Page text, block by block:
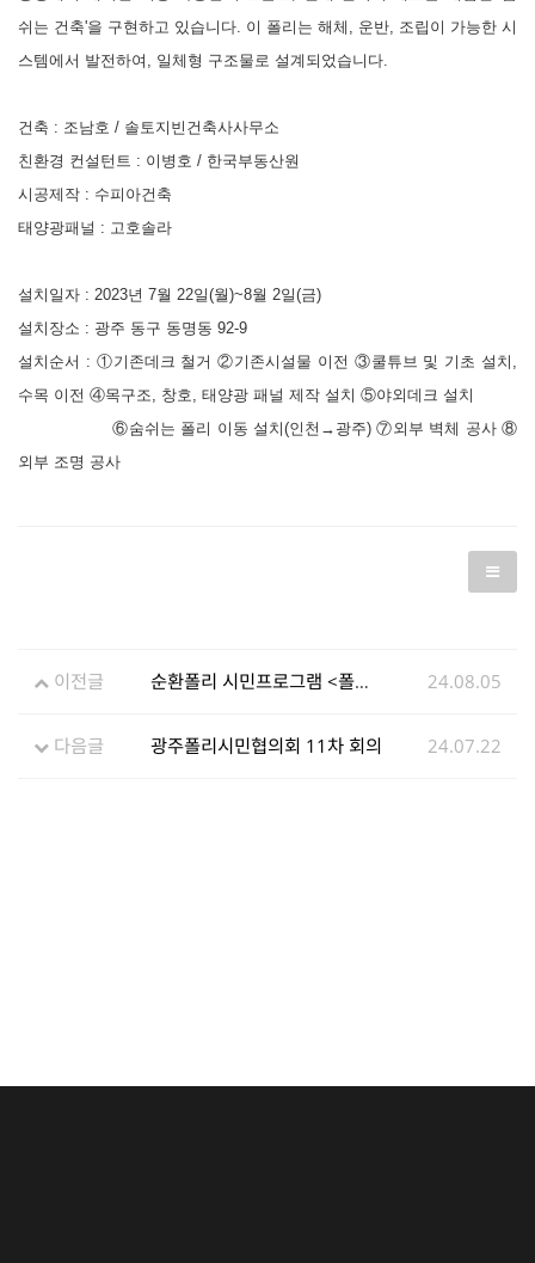
쉬는 건축'을 구현하고 있습니다 이 폴리는 해체 운반 조립이 가능한 시
스템에서 발전하여
일체형 구조물로 설계되었습니다
건축 : 조남호 / 솔토지빈건축사사무소
친환경 컨설턴트 : 이병호 / 한국부동산원
시공제작 : 수피아건축
태양광패널 : 고호솔라
설치일자 : 2023년 7월 22일(월)~8월 2일(금)
설치장소 : 광주 동구 동명동 92-9
설치순서 : ①기존데크 철거②기존시설물 이전 ③쿨튜브 및 기초 설치
수목 이전 ④목구조 창호 태양광 패널 제작 설치 ⑤야외데크 설치
⑥숨쉬는 폴리 이동 설치(인천 → 광주)⑦외부 벽체 공사⑧
외부 조명 공사
이전글 순환폴리 시민프로그램 <폴리 조경 이해하기-이코한옥 조경식재 전문가 프로그램> 24.08.05
다음글 광주폴리시민협의회 11차 회의 24.07.22